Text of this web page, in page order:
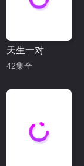
天生一对
42集全